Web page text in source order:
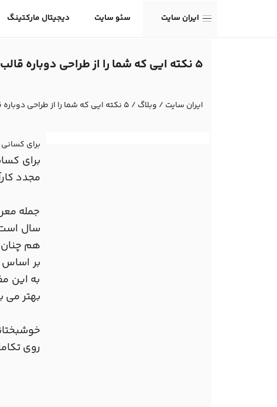
ایران سایت سئو سایت دیجیتال مارکتینگ
5 نکته ایی که شما را از طراحی دوباره قالب منصرف می کند
ایران سایت / وبلاگ / 5 نکته ایی که شما را از طراحی دوباره قالب منصرف می کند
برای
برای
مجدد
جمله
هم چنان
بر اساس
به این
بهتر می
روی